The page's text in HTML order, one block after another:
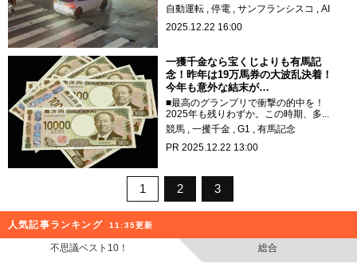
自動運転
停電 サンフランシスコ
AI
2025.12.22 16:00
一獲千金なら宝くじよりも有馬記
念！昨年は19万馬券の大波乱決着！
今年も意外な結末が…
■最高のグランプリで衝撃の的中を！
2025年も残りわずか。この時期、多...
競馬
一攫千金 G1
有馬記念
PR 2025.12.22 13:00
1 2 3
人気記事ランキング 11:35更新
不思議ベスト10！ 総合